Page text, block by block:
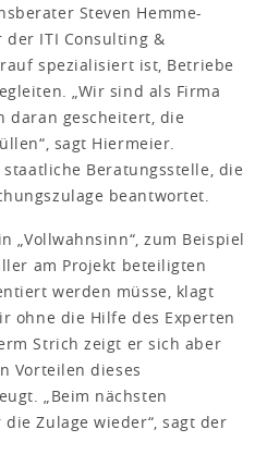
Steven Hemme-
der ITI Consulting &
spezialisiert ist, Betriebe
„Wir sind als Firma
daran gescheitert, die
sagt Hiermeier.
Beratungsstelle, die
beantwortet.
„Vollwahnsinn“, zum Beispiel
am Projekt beteiligten
werden müsse, klagt
ohne die Hilfe des Experten
Strich zeigt er sich aber
Vorteilen dieses
„Beim nächsten
Zulage wieder“, sagt der